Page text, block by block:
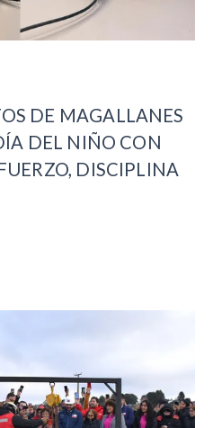
DE MAGALLANES
DEL NIÑO CON
DISCIPLINA